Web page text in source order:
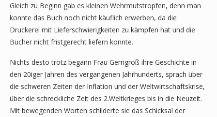
Gleich zu Beginn gab es kleinen Wehrmutstropfen, denn man
konnte das Buch noch nicht käuflich erwerben, da die
Druckerei mit Lieferschwierigkeiten zu kämpfen hat und die
Bücher nicht fristgerecht liefern konnte.
Nichts desto trotz begann Frau Gerngroß ihre Geschichte in
den 20iger Jahren des vergangenen Jahrhunderts, sprach über
die schweren Zeiten der Inflation und der Weltwirtschaftskrise,
über die schreckliche Zeit des 2.Weltkrieges bis in die Neuzeit.
Mit bewegenden Worten schilderte sie das Schicksal der